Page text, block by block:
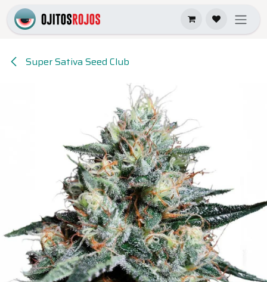
Ir al contenido
Super Sativa Seed Club